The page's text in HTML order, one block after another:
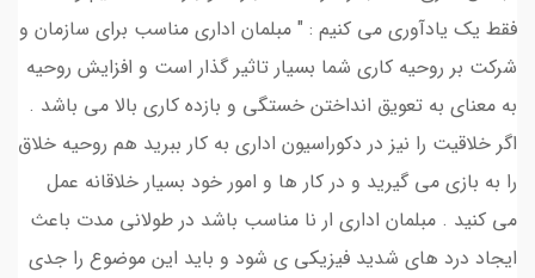
فقط یک یادآوری می کنیم : " مبلمان اداری مناسب برای سازمان و
شرکت بر روحیه کاری شما بسیار تاثیر گذار است و افزایش روحیه
به معنای به تعویق انداختن خستگی و بازده کاری بالا می باشد .
اگر خلاقیت را نیز در دکوراسیون اداری به کار ببرید هم روحیه خلاق
را به بازی می گیرید و در کار ها و امور خود بسیار خلاقانه عمل
می کنید . مبلمان اداری ار نا مناسب باشد در طولانی مدت باعث
ایجاد درد های شدید فیزیکی ی شود و باید این موضوع را جدی